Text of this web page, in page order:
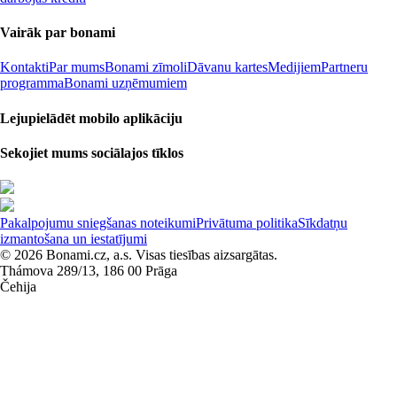
Vairāk par bonami
KontaktiPar mumsBonami zīmoliDāvanu kartesMedijiemPartneru
programmaBonami uzņēmumiem
Lejupielādēt mobilo aplikāciju
Sekojiet mums sociālajos tīklos
Pakalpojumu sniegšanas noteikumiPrivātuma politikaSīkdatņu
izmantošana un iestatījumi
© 2026 Bonami.cz, a.s. Visas tiesības aizsargātas.
Thámova 289/13, 186 00 Prāga
Čehija